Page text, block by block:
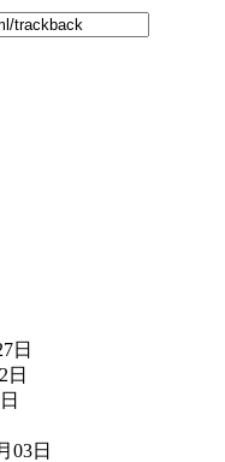
日
日
03日